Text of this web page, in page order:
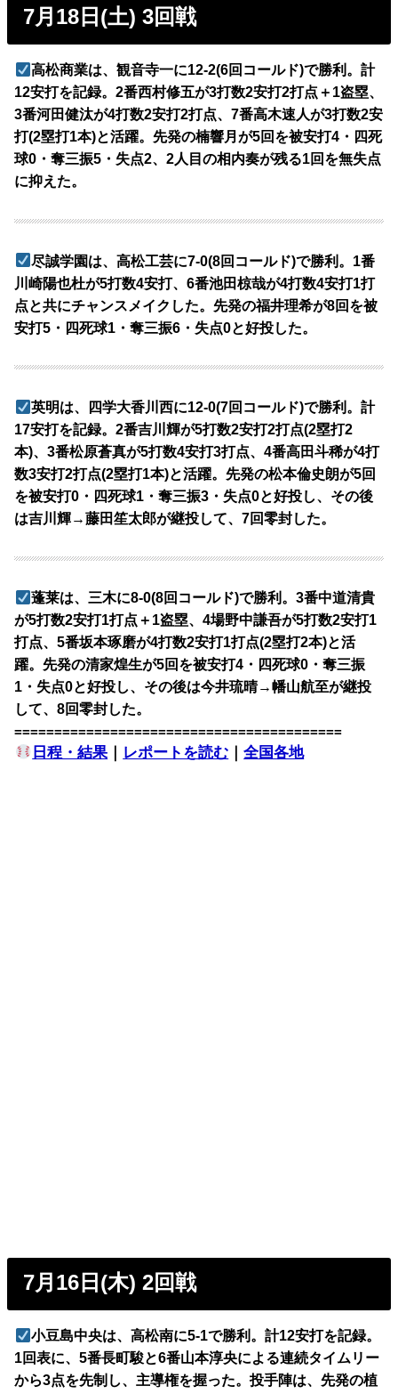
7月18日(土) 3回戦
高松商業は、観音寺一に12-2(6回コールド)で勝利。計
12安打を記録。2番西村修五が3打数2安打2打点＋1盗塁、
3番河田健汰が4打数2安打2打点、7番高木速人が3打数2安
打(2塁打1本)と活躍。先発の楠響月が5回を被安打4・四死
球0・奪三振5・失点2、2人目の相内奏が残る1回を無失点
に抑えた。
尽誠学園は、高松工芸に7-0(8回コールド)で勝利。1番
川崎陽也杜が5打数4安打、6番池田椋哉が4打数4安打1打
点と共にチャンスメイクした。先発の福井理希が8回を被
安打5・四死球1・奪三振6・失点0と好投した。
英明は、四学大香川西に12-0(7回コールド)で勝利。計
17安打を記録。2番吉川輝が5打数2安打2打点(2塁打2
本)、3番松原蒼真が5打数4安打3打点、4番高田斗稀が4打
数3安打2打点(2塁打1本)と活躍。先発の松本倫史朗が5回
を被安打0・四死球1・奪三振3・失点0と好投し、その後
は吉川輝→藤田笙太郎が継投して、7回零封した。
蓬莱は、三木に8-0(8回コールド)で勝利。3番中道清貴
が5打数2安打1打点＋1盗塁、4場野中謙吾が5打数2安打1
打点、5番坂本琢磨が4打数2安打1打点(2塁打2本)と活
躍。先発の清家煌生が5回を被安打4・四死球0・奪三振
1・失点0と好投し、その後は今井琉晴→幡山航至が継投
して、8回零封した。
=========================================
日程・結果｜ レポートを読む ｜全国各地
7月16日(木) 2回戦
小豆島中央は、高松南に5-1で勝利。計12安打を記録。
1回表に、5番長町駿と6番山本淳央による連続タイムリー
から3点を先制し、主導権を握った。投手陣は、先発の植